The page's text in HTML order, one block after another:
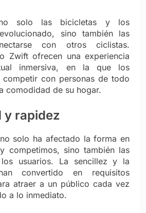
solo las bicicletas y los
sino también las
con otros ciclistas.
Zwift ofrecen una experiencia
inmersiva, en la que los
competir con personas de todo
comodidad de su hogar.
y rapidez
solo ha afectado la forma en
competimos, sino también las
usuarios. La sencillez y la
convertido en requisitos
atraer a un público cada vez
a lo inmediato.